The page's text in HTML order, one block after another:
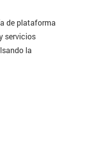
de plataforma
servicios
la